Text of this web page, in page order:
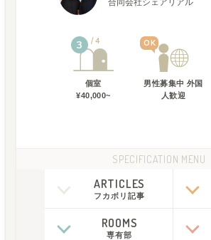
3 4
個室
¥40,000~
OK
男性募集中 外国
人歓迎
SPECIFICATION MENU
ARTICLES
フカボリ記事
ROOMS
専有部